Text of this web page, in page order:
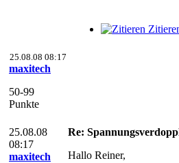
25.08.08 08:17
maxitech
50-99
Punkte
25.08.08
08:17
maxitech
Re:
Hallo Reiner,